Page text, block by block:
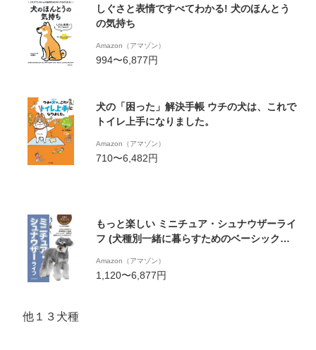
しぐさと表情ですべてわかる! 犬のほんとう
の気持ち
Amazon（アマゾン）
994〜6,877円
犬の「困った」解決手帳 ウチの犬は、これで
トイレ上手になりました。
Amazon（アマゾン）
710〜6,482円
もっと楽しい ミニチュア・シュナウザーライ
フ (犬種別一緒に暮らすためのベーシックマ
Amazon（アマゾン）
1,120〜6,877円
他１３犬種